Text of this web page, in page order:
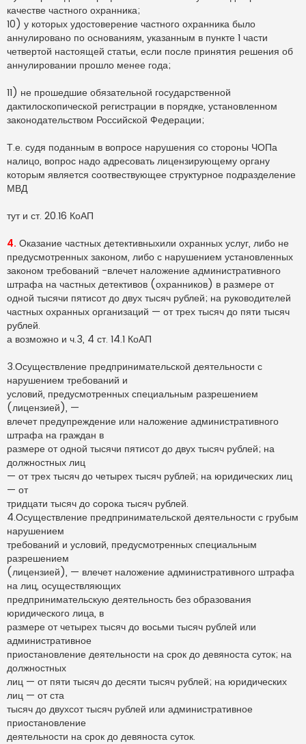
качестве частного охранника;
10) у которых удостоверение частного охранника было
аннулировано по основаниям, указанным в пункте 1 части
четвертой настоящей статьи, если после принятия решения об
аннулировании прошло менее года;
11) не прошедшие обязательной государственной
дактилоскопической регистрации в порядке, установленном
законодательством Российской Федерации;
Т.е. судя поданным в вопросе нарушения со стороны ЧОПа
налицо, вопрос надо адресовать лицензирующему органу
которым является соотвествующее структурное подразделение
МВД
тут и ст. 20.16 КоАП
4. Оказание частных детективныхили охранных услуг, либо не
предусмотренных законом, либо с нарушением установленных
законом требований -влечет наложение административного
штрафа на частных детективов (охранников) в размере от
одной тысячи пятисот до двух тысяч рублей; на руководителей
частных охранных организаций — от трех тысяч до пяти тысяч
рублей.
а возможно и ч.3, 4 ст. 14.1 КоАП
3.Осуществление предпринимательской деятельности с
нарушением требований и
условий, предусмотренных специальным разрешением
(лицензией), —
влечет предупреждение или наложение административного
штрафа на граждан в
размере от одной тысячи пятисот до двух тысяч рублей; на
должностных лиц
— от трех тысяч до четырех тысяч рублей; на юридических лиц
— от
тридцати тысяч до сорока тысяч рублей.
4.Осуществление предпринимательской деятельности с грубым
нарушением
требований и условий, предусмотренных специальным
разрешением
(лицензией), — влечет наложение административного штрафа
на лиц, осуществляющих
предпринимательскую деятельность без образования
юридического лица, в
размере от четырех тысяч до восьми тысяч рублей или
административное
приостановление деятельности на срок до девяноста суток; на
должностных
лиц — от пяти тысяч до десяти тысяч рублей; на юридических
лиц — от ста
тысяч до двухсот тысяч рублей или административное
приостановление
деятельности на срок до девяноста суток.